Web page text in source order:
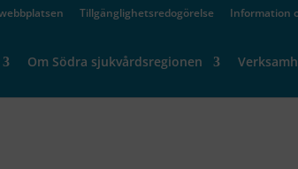
Tillgänglighetsredogörelse Information
Om Södra sjukvårdsregionen